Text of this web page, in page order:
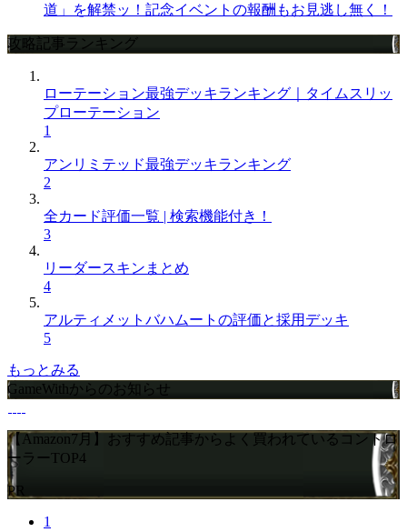
道」を解禁ッ！記念イベントの報酬もお見逃し無く！
攻略記事ランキング
ローテーション最強デッキランキング｜タイムスリッ
プローテーション
1
アンリミテッド最強デッキランキング
2
全カード評価一覧 | 検索機能付き！
3
リーダースキンまとめ
4
アルティメットバハムートの評価と採用デッキ
5
もっとみる
GameWithからのお知らせ
【Amazon7月】おすすめ記事からよく買われているコントロ
ーラーTOP4
PR
1